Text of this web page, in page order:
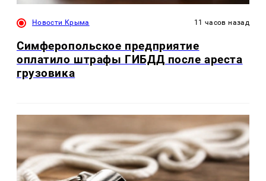
Новости Крыма 11 часов назад
Симферопольское предприятие
оплатило штрафы ГИБДД после ареста
грузовика